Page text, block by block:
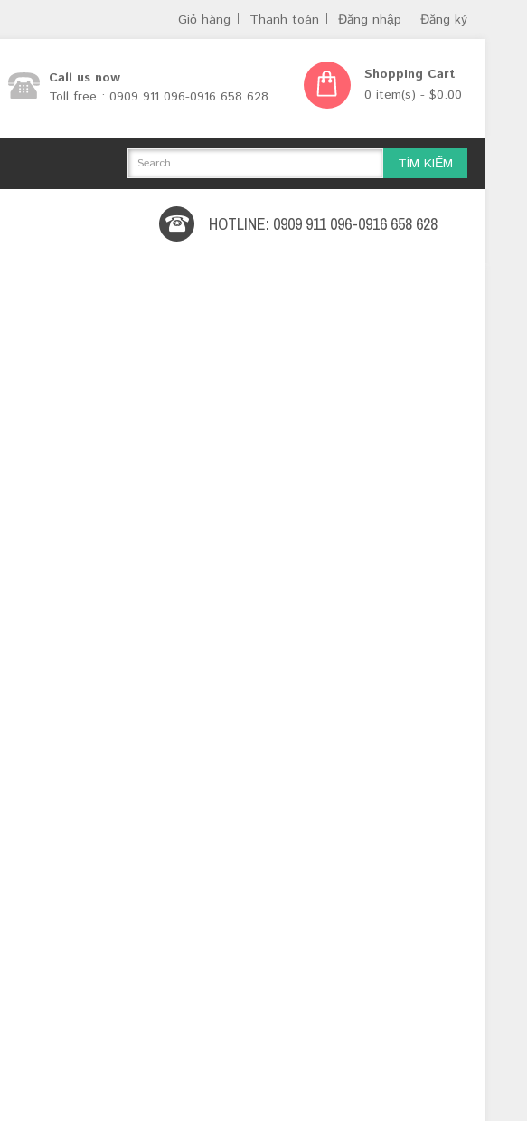
Giỏ hàng Thanh toán Đăng nhập Đăng ký
Call us now
Toll free : 0909 911 096-0916 658 628
Shopping Cart
0 item(s) - $0.00
TÌM KIẾM
HOTLINE: 0909 911 096-0916 658 628